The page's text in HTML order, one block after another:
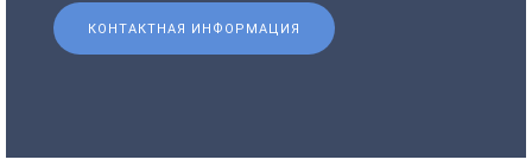
КОНТАКТНАЯ ИНФОРМАЦИЯ